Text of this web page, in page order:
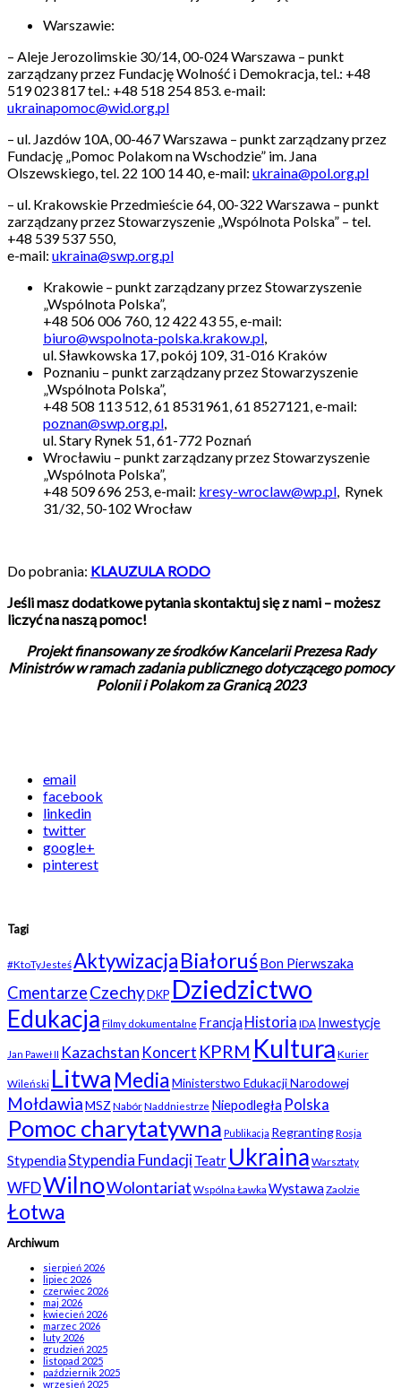
Warszawie:
– Aleje Jerozolimskie 30/14, 00-024 Warszawa – punkt
zarządzany przez Fundację Wolność i Demokracja, tel.: +48
519 023 817 tel.: +48 518 254 853. e-mail:
ukrainapomoc@wid.org.pl
– ul. Jazdów 10A, 00-467 Warszawa – punkt zarządzany przez
Fundację „Pomoc Polakom na Wschodzie” im. Jana
Olszewskiego, tel. 22 100 14 40, e-mail: ukraina@pol.org.pl
– ul. Krakowskie Przedmieście 64, 00-322 Warszawa – punkt
zarządzany przez Stowarzyszenie „Wspólnota Polska” – tel.
+48 539 537 550,
e-mail: ukraina@swp.org.pl
Krakowie – punkt zarządzany przez Stowarzyszenie
„Wspólnota Polska”,
+48 506 006 760, 12 422 43 55, e-mail:
biuro@wspolnota-polska.krakow.pl,
ul. Sławkowska 17, pokój 109, 31-016 Kraków
Poznaniu – punkt zarządzany przez Stowarzyszenie
„Wspólnota Polska”,
+48 508 113 512, 61 8531961, 61 8527121, e-mail:
poznan@swp.org.pl,
ul. Stary Rynek 51, 61-772 Poznań
Wrocławiu – punkt zarządzany przez Stowarzyszenie
„Wspólnota Polska”,
+48 509 696 253, e-mail: kresy-wroclaw@wp.pl, Rynek
31/32, 50-102 Wrocław
Do pobrania: KLAUZULA RODO
Jeśli masz dodatkowe pytania skontaktuj się z nami – możesz
liczyć na naszą pomoc!
Projekt finansowany ze środków Kancelarii Prezesa Rady
Ministrów w ramach zadania publicznego dotyczącego pomocy
Polonii i Polakom za Granicą 2023
email
facebook
linkedin
twitter
google+
pinterest
Tagi
#KtoTyJesteśAktywizacjaBiałoruśBon Pierwszaka
CmentarzeCzechy DKP Dziedzictwo
Edukacja Filmy dokumentalne Francja Historia IDA Inwestycje
Jan Paweł II Kazachstan Koncert KPRM Kultura Kurier
Wileński Litwa MediaMinisterstwo Edukacji Narodowej
MołdawiaMSZ NabórNaddniestrze Niepodległa Polska
Pomoc charytatywna Publikacja RegrantingRosja
StypendiaStypendia FundacjiTeatr Ukraina Warsztaty
WFDWilnoWolontariat Wspólna Ławka Wystawa Zaolzie
Łotwa
Archiwum
sierpień 2026
lipiec 2026
czerwiec 2026
maj 2026
kwiecień 2026
marzec 2026
luty 2026
grudzień 2025
listopad 2025
październik 2025
wrzesień 2025